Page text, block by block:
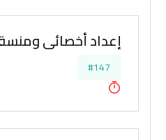
إعداد أخصائي
#147